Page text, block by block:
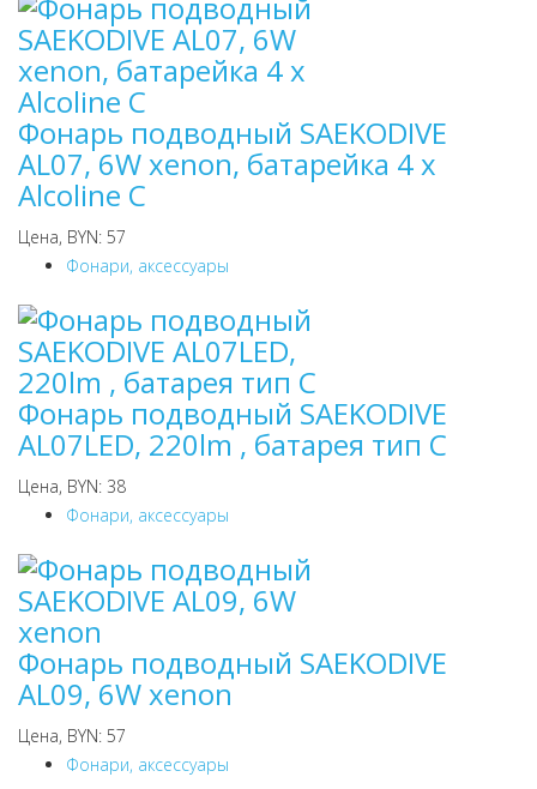
Фонарь подводный SAEKODIVE
AL07, 6W xenon, батарейка 4 х
Alcoline С
Цена, BYN: 57
Фонари, аксессуары
Фонарь подводный SAEKODIVE
AL07LED, 220lm , батарея тип С
Цена, BYN: 38
Фонари, аксессуары
Фонарь подводный SAEKODIVE
AL09, 6W xenon
Цена, BYN: 57
Фонари, аксессуары